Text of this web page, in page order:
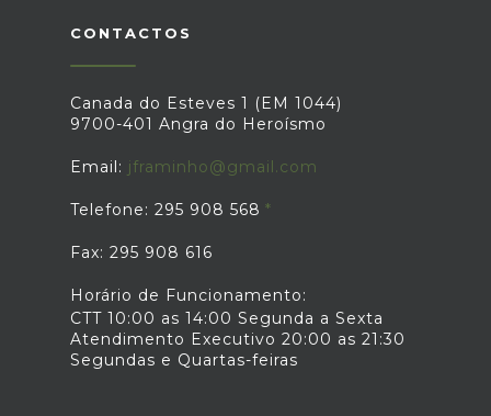
CONTACTOS
Canada do Esteves 1 (EM 1044)
9700-401 Angra do Heroísmo
Email: jframinho@gmail.com
Telefone: 295 908 568
Fax: 295 908 616
Horário de Funcionamento:
CTT 10:00 as 14:00 Segunda a Sexta
Atendimento Executivo 20:00 as 21:30
Segundas e Quartas-feiras